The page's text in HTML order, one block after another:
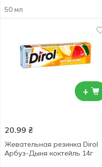
50 мл
+
20.99 ₴
Жевательная резинка Dirol
Арбуз-Дыня коктейль 14г